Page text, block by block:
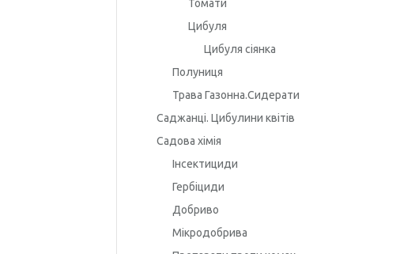
Томати
Цибуля
Цибуля сіянка
Полуниця
Трава Газонна.Сидерати
Саджанці. Цибулини квітів
Садова хімія
Інсектициди
Гербіциди
Добриво
Мікродобрива